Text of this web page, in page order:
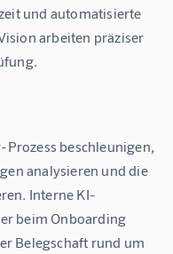
und automatisierte
arbeiten präziser
beschleunigen,
analysieren und die
Interne KI-
beim Onboarding
Belegschaft rund um